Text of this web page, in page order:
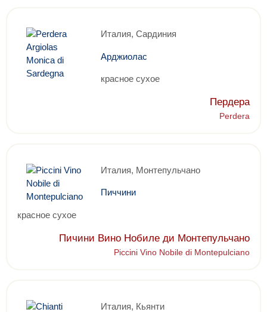
Италия, Сардиния
Арджиолас
красное сухое
Пердера
Perdera
Италия, Монтепульчано
Пиччини
красное сухое
Пичини Вино Нобиле ди Монтепульчано
Piccini Vino Nobile di Montepulciano
Италия, Кьянти